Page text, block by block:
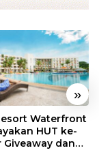
»
Waterfront
HUT ke-
Giveaway dan